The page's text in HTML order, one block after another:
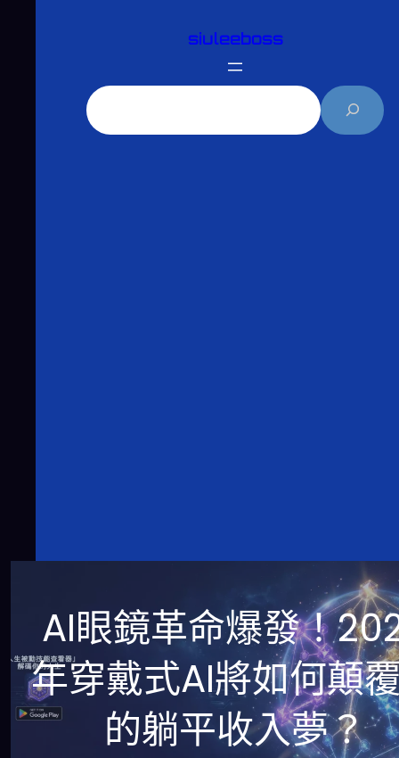
siuleeboss
AI眼鏡革命爆發！
年穿戴式AI將如何顛
的躺平收入夢？